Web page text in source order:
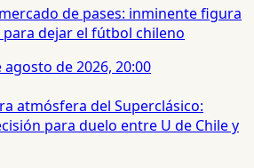
de pases: inminente figura
dejar el fútbol chileno
agosto de 2026, 20:00